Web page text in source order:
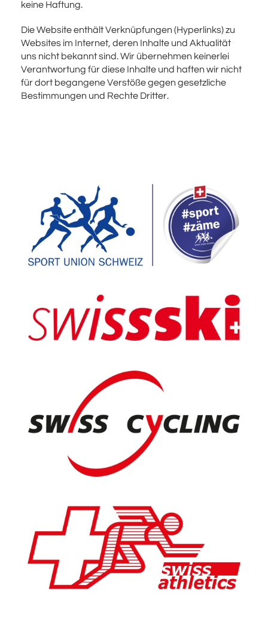
keine Haftung.
Die Website enthält Verknüpfungen (Hyperlinks) zu
Websites im Internet, deren Inhalte und Aktualität
uns nicht bekannt sind. Wir übernehmen keinerlei
Verantwortung für diese Inhalte und haften wir nicht
für dort begangene Verstöße gegen gesetzliche
Bestimmungen und Rechte Dritter.